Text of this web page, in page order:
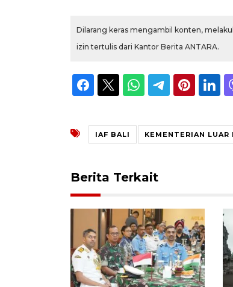
Dilarang keras mengambil konten,
izin tertulis dari Kantor Berita ANTARA.
IAF BALI KEMENTERIAN LUAR
Berita Terkait